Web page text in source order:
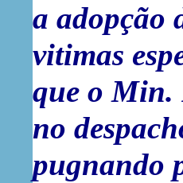
a adopção
vitimas
que o
no
pugnando